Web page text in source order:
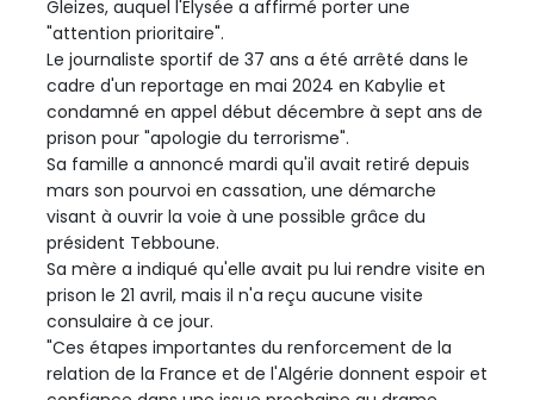
Gleizes, auquel l'Elysée a affirmé porter une
"attention prioritaire".
Le journaliste sportif de 37 ans a été arrêté dans le
cadre d'un reportage en mai 2024 en Kabylie et
condamné en appel début décembre à sept ans de
prison pour "apologie du terrorisme".
Sa famille a annoncé mardi qu'il avait retiré depuis
mars son pourvoi en cassation, une démarche
visant à ouvrir la voie à une possible grâce du
président Tebboune.
Sa mère a indiqué qu'elle avait pu lui rendre visite en
prison le 21 avril, mais il n'a reçu aucune visite
consulaire à ce jour.
"Ces étapes importantes du renforcement de la
relation de la France et de l'Algérie donnent espoir et